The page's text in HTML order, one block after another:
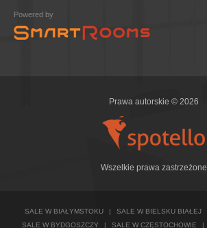
Powered by
Prawa autorskie © 2026
Wszelkie prawa zastrzeżone
SALE W BIAŁYMSTOKU | SALE W BIELSKU BIAŁEJ
SALE W BYDGOSZCZY
| SALE W CZĘSTOCHOWIE |